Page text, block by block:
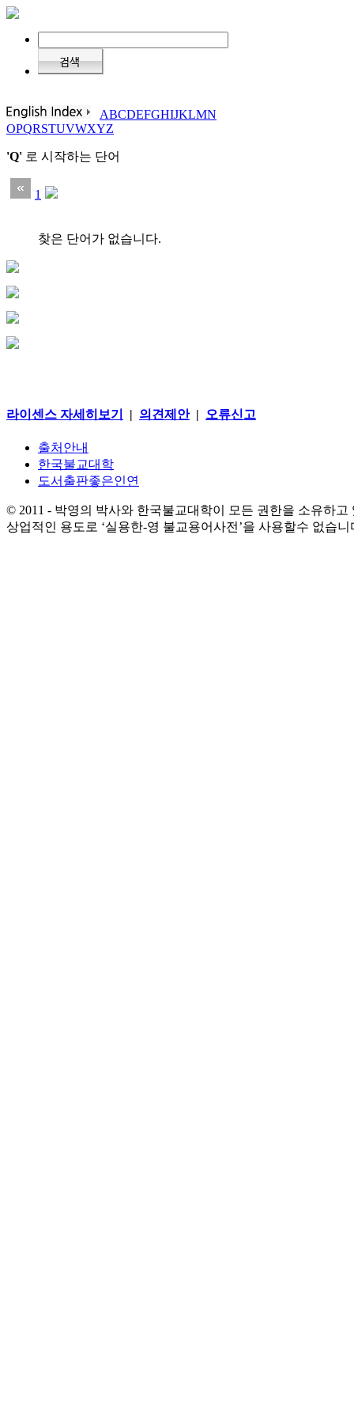
ABCDEFGHIJKLMN
OPQRSTUVWXYZ
'Q' 로 시작하는 단어
1
찾은 단어가 없습니다.
라이센스 자세히보기 | 의견제안| 오류신고
출처안내
한국불교대학
도서출판좋은인연
© 2011 - 박영의 박사와 한국불교대학이 모든 권한을 소유하고
상업적인 용도로 ‘실용한-영 불교용어사전’을 사용할수 없습니